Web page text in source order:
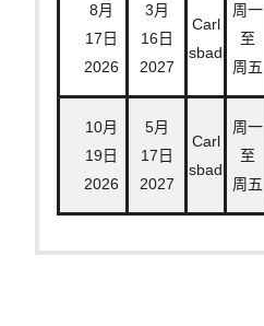
8月
17日
2026
3月
16日
2027
Carl
sbad
周一
至
周五
10月
19日
2026
5月
17日
2027
Carl
sbad
周一
至
周五